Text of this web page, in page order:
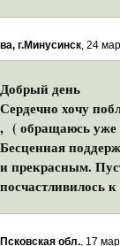
г.Минусинск, 24
Добрый день
Сердечно хочу
, ( обращаюсь уже
Бесценная
и прекрасным.
посчастливилось
обл., 17